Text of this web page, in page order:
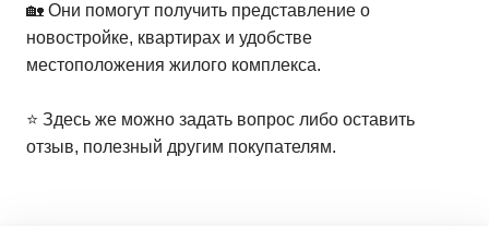
🏡 Они помогут получить представление о
новостройке, квартирах и удобстве
местоположения жилого комплекса.
⭐️ Здесь же можно задать вопрос либо оставить
отзыв, полезный другим покупателям.